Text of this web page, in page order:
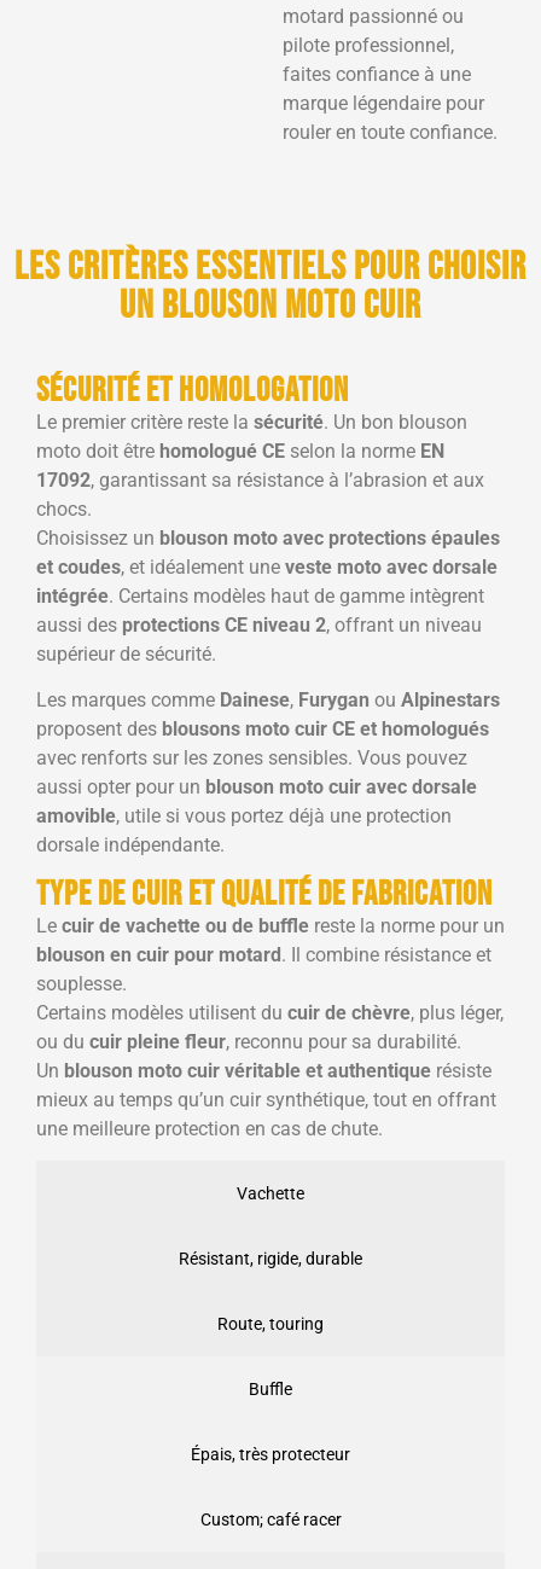
motard passionné ou
pilote professionnel,
faites confiance à une
marque légendaire pour
rouler en toute confiance.
Les critères essentiels pour choisir
un blouson moto cuir
Sécurité et homologation
Le premier critère reste la sécurité. Un bon blouson
moto doit être homologué CE selon la norme EN
17092, garantissant sa résistance à l’abrasion et aux
chocs.
Choisissez un blouson moto avec protections épaules
et coudes, et idéalement une veste moto avec dorsale
intégrée. Certains modèles haut de gamme intègrent
aussi des protections CE niveau 2, offrant un niveau
supérieur de sécurité.
Les marques comme Dainese, Furygan ou Alpinestars
proposent des blousons moto cuir CE et homologués
avec renforts sur les zones sensibles. Vous pouvez
aussi opter pour un blouson moto cuir avec dorsale
amovible, utile si vous portez déjà une protection
dorsale indépendante.
Type de cuir et qualité de fabrication
Le cuir de vachette ou de buffle reste la norme pour un
blouson en cuir pour motard. Il combine résistance et
souplesse.
Certains modèles utilisent du cuir de chèvre, plus léger,
ou du cuir pleine fleur, reconnu pour sa durabilité.
Un blouson moto cuir véritable et authentique résiste
mieux au temps qu’un cuir synthétique, tout en offrant
une meilleure protection en cas de chute.
Vachette
Résistant, rigide, durable
Route, touring
Buffle
Épais, très protecteur
Custom; café racer